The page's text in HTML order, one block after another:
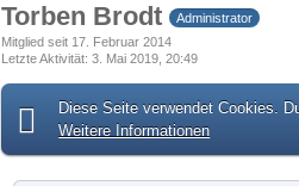
Torben Brodt Administrator
Mitglied seit 17. Februar 2014
Letzte Aktivität 3. Mai 2019, 20:49
Diese Seite verwendet Cookies.
Weitere Informationen